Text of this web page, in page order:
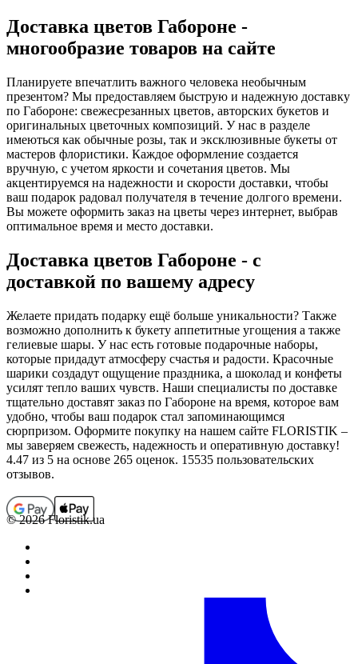
Доставка цветов Габороне -
многообразие товаров на сайте
Планируете впечатлить важного человека необычным
презентом? Мы предоставляем быструю и надежную доставку
по Габороне: свежесрезанных цветов, авторских букетов и
оригинальных цветочных композиций. У нас в разделе
имеються как обычные розы, так и эксклюзивные букеты от
мастеров флористики. Каждое оформление создается
вручную, с учетом яркости и сочетания цветов. Мы
акцентируемся на надежности и скорости доставки, чтобы
ваш подарок радовал получателя в течение долгого времени.
Вы можете оформить заказ на цветы через интернет, выбрав
оптимальное время и место доставки.
Доставка цветов Габороне - с
доставкой по вашему адресу
Желаете придать подарку ещё больше уникальности? Также
возможно дополнить к букету аппетитные угощения а также
гелиевые шары. У нас есть готовые подарочные наборы,
которые придадут атмосферу счастья и радости. Красочные
шарики создадут ощущение праздника, а шоколад и конфеты
усилят тепло ваших чувств. Наши специалисты по доставке
тщательно доставят заказ по Габороне на время, которое вам
удобно, чтобы ваш подарок стал запоминающимся
сюрпризом. Оформите покупку на нашем сайте FLORISTIK –
мы заверяем свежесть, надежность и оперативную доставку!
4.47 из 5 на основе 265 оценок. 15535 пользовательских
отзывов.
© 2026 Floristik.ua